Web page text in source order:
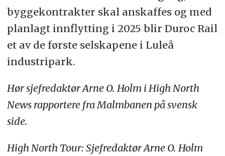
byggekontrakter skal anskaffes og med
planlagt innflytting i 2025 blir Duroc Rail
et av de første selskapene i Luleå
industripark.
Hør sjefredaktør Arne O. Holm i High North
News rapportere fra Malmbanen på svensk
side.
High North Tour: Sjefredaktør Arne O. Holm